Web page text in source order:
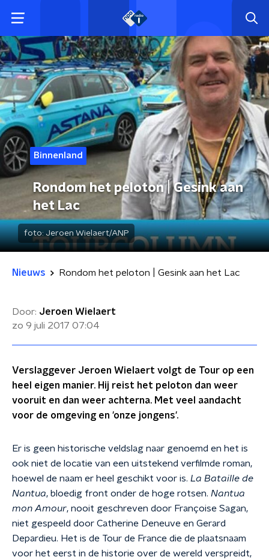
Binnenland
Rondom het peloton | Gesink aan
het Lac
foto: Jeroen Wielaert/ANP
Nieuws Rondom het peloton | Gesink aan het Lac
Door: Jeroen Wielaert
zo 9 juli 2017 07:04
Verslaggever Jeroen Wielaert volgt de Tour op een
heel eigen manier. Hij reist het peloton dan weer
vooruit en dan weer achterna. Met veel aandacht
voor de omgeving en 'onze jongens'.
Er is geen historische veldslag naar genoemd en het is
ook niet de locatie van een uitstekend verfilmde roman,
hoewel de naam er heel geschikt voor is. La Bataille de
Nantua, bloedig front onder de hoge rotsen. Nantua
mon Amour, nooit geschreven door Françoise Sagan,
niet gespeeld door Catherine Deneuve en Gerard
Depardieu. Het is de Tour de France die de plaatsnaam
voor het eerst in de historie over de wereld verspreidt,